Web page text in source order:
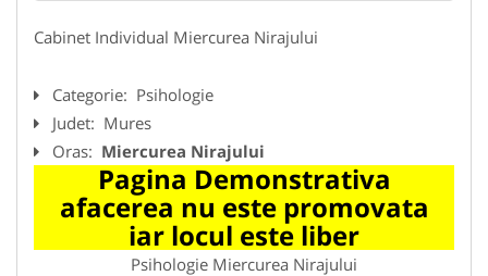
Cabinet Individual Miercurea Nirajului
Categorie: Psihologie
Judet: Mures
Oras: Miercurea Nirajului
Pagina Demonstrativa
afacerea nu este promovata
iar locul este liber
Psihologie Miercurea Nirajului